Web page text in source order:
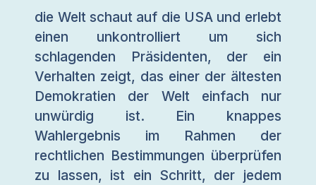
die Welt schaut auf die USA und erlebt
einen unkontrolliert um sich
schlagenden Präsidenten, der ein
Verhalten zeigt, das einer der ältesten
Demokratien der Welt einfach nur
unwürdig ist. Ein knappes
Wahlergebnis im Rahmen der
rechtlichen Bestimmungen überprüfen
zu lassen, ist ein Schritt, der jedem